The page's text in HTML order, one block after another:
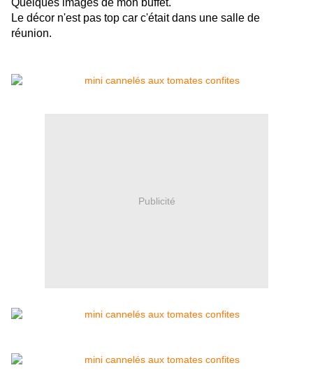
Quelques images de mon buffet.
Le décor n'est pas top car c'était dans une salle de
réunion.
Publicité